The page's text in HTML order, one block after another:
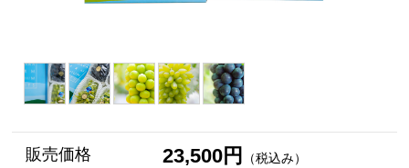
販売価格 23,500円 （税込み）